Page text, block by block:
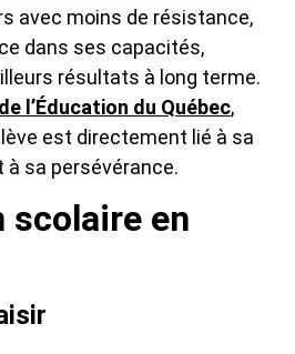
avec moins de résistance,
dans ses capacités,
résultats à long terme.
l’Éducation du Québec,
est directement lié à sa
sa persévérance.
en